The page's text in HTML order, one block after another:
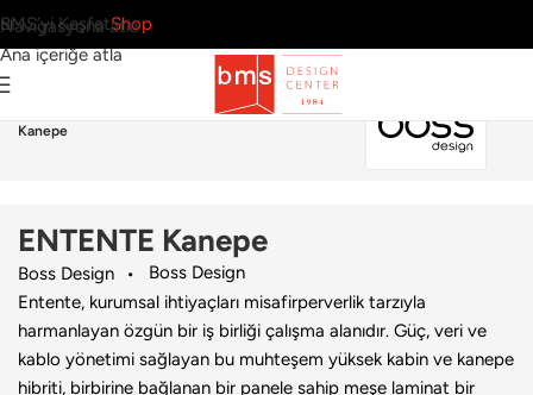
Navigasyona atla
Ana içeriğe atla
BMS’yi KeşfetShop
Boss Design
ENTENTE
Kanepe
ENTENTE Kanepe
Boss Design
Boss Design
Entente, kurumsal ihtiyaçları misafirperverlik tarzıyla
harmanlayan özgün bir iş birliği çalışma alanıdır. Güç, veri ve
kablo yönetimi sağlayan bu muhteşem yüksek kabin ve kanepe
hibriti, birbirine bağlanan bir panele sahip meşe laminat bir